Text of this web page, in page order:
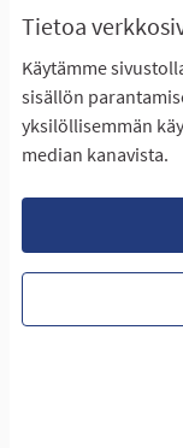
Tietoa
Käytämme
sisällön
yksilöllisemmän
median kanavista.
päivitys
ETENEE
kaipaisi